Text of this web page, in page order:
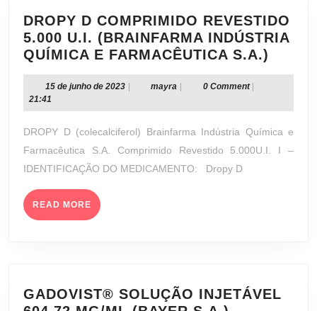
DROPY D COMPRIMIDO REVESTIDO
5.000 U.I. (BRAINFARMA INDÚSTRIA
QUÍMICA E FARMACÊUTICA S.A.)
D
U.I.
15 de junho de 202315
junho
2023
mayra mayra 0 Comment
21:41
DROPY D (colecalciferol) Brainfarma Indústria Química e
Farmacêutica S.A. Comprimido Revestido 5.000U.I. I –
IDENTIFICAÇÃO DO MEDICAMENTO: Dropy D
READ MORE READ
MORE
GADOVIST® SOLUÇÃO INJETÁVEL